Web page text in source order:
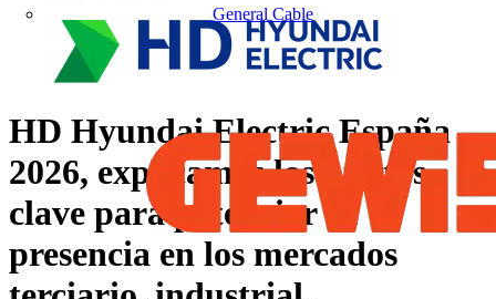
General Cable
HD Hyundai Electric España
2026, explicamos los puntos
clave para potenciar su
presencia en los mercados